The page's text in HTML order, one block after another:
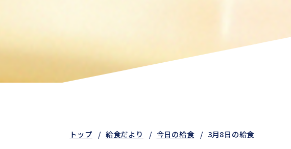
トップ 給食だより 今日の給食 3月8日の給食